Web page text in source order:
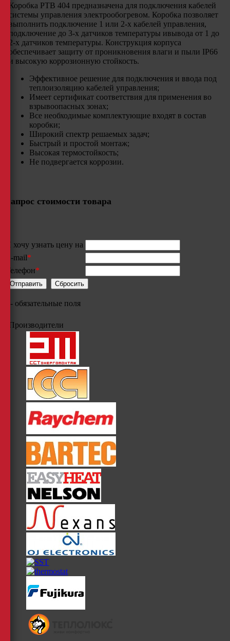
Коробка РТВ 404 предназначена для подключения кабелей
системы управления электрообогревом. Коробка позволяет
выполнить подключение 1 или 2-х кабелей управления,
подключение до 3-х датчиков температуры ивывода от 1 до
2-х датчиков температуры. Конструкция корпуса
обеспечивает защиту от проникновения влаги и пыли IP66
и высокую коррозионную стойкость.
Эффективное решение для подключения и ввода под
теплоизоляцию кабелей управления;
Имеет сертификат соответствия для применения во
взрывоопасных зонах;
Все необходимые комплектующие входят в состав
коробки;
Широкий спектр решаемых задач;
Быстрый и простой монтаж;
Высокая термостойкость;
​Не подвергается коррозии.
Запрос стоимости товара
Я хочу узнать цену на
E-mail*
Телефон*
- обязательные поля
Производители